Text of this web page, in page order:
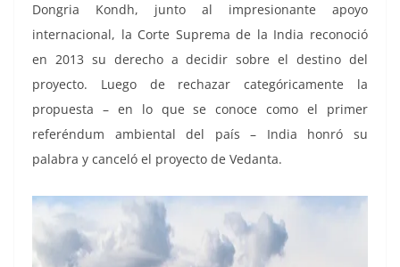
Dongria Kondh, junto al impresionante apoyo
internacional, la Corte Suprema de la India reconoció
en 2013 su derecho a decidir sobre el destino del
proyecto. Luego de rechazar categóricamente la
propuesta – en lo que se conoce como el primer
referéndum ambiental del país – India honró su
palabra y canceló el proyecto de Vedanta.